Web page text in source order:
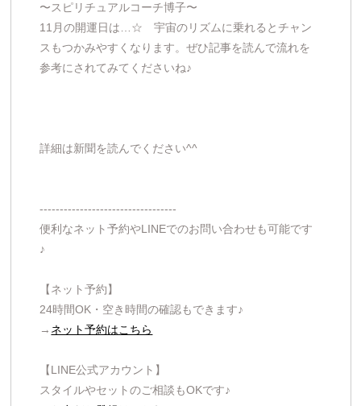
〜スピリチュアルコーチ博子〜
11月の開運日は…☆ 宇宙のリズムに乗れるとチャン
スもつかみやすくなります。ぜひ記事を読んで流れを
参考にされてみてくださいね♪
詳細は新聞を読んでください^^
----------------------------------
便利なネット予約やLINEでのお問い合わせも可能です
♪
【ネット予約】
24時間OK・空き時間の確認もできます♪
→ ネット予約はこちら
【LINE公式アカウント】
スタイルやセットのご相談もOKです♪